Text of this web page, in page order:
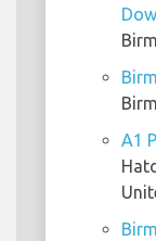
A1